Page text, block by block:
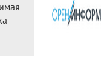
Независимая
оценка